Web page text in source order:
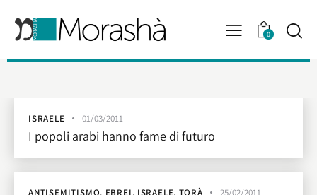
0
ISRAELE 01/03/2011
I popoli arabi hanno fame di futuro
ANTISEMITISMO, EBREI, ISRAELE, TORÀ 25/02/2011